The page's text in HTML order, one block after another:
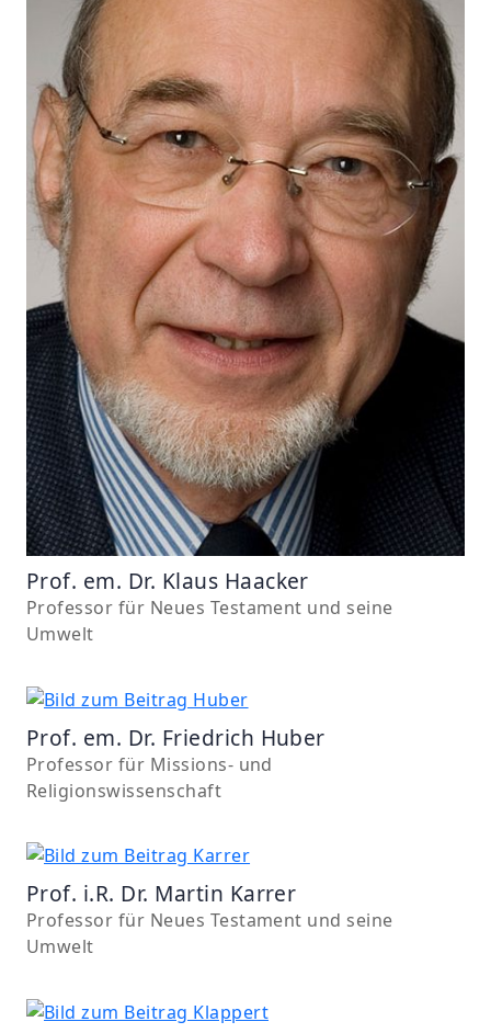
Prof. em. Dr. Klaus Haacker
Professor für Neues Testament und seine
Umwelt
Prof. em. Dr. Friedrich Huber
Professor für Missions- und
Religionswissenschaft
Prof. i.R. Dr. Martin Karrer
Professor für Neues Testament und seine
Umwelt